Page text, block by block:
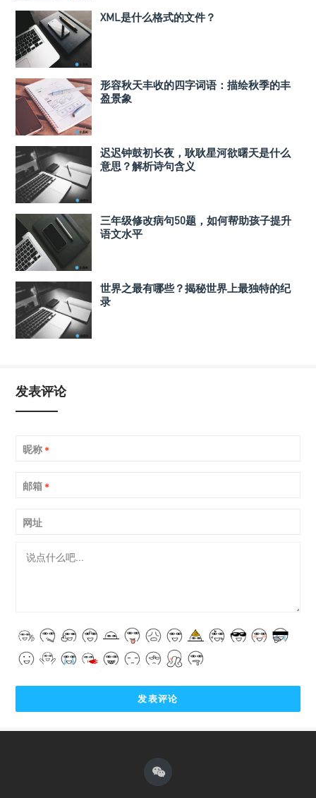
XML是什么格式的文件？
形容秋天丰收的四字词语：描绘秋季的丰
盈景象
迟迟钟鼓初长夜，耿耿星河欲曙天是什么
意思？解析诗句含义
三年级修改病句50题，如何帮助孩子提升
语文水平
世界之最有哪些？揭秘世界上最独特的纪
录
发表评论
昵称 *
邮箱 *
网址